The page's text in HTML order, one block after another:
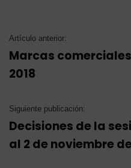
Artículo anterior:
Marcas
2018
Siguiente publicación:
Decisiones de la
al 2 de noviembre